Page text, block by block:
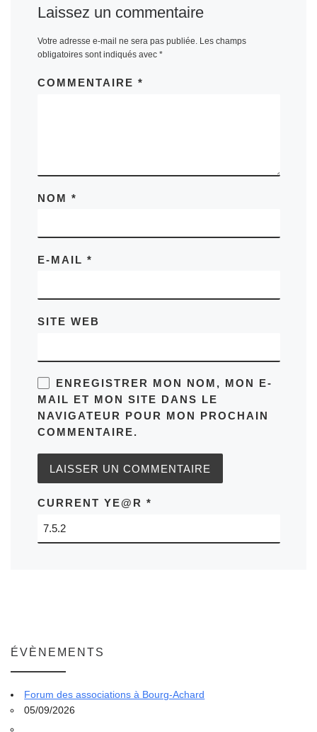
Laissez un commentaire
Votre adresse e-mail ne sera pas publiée. Les champs
obligatoires sont indiqués avec *
COMMENTAIRE *
NOM *
E-MAIL *
SITE WEB
ENREGISTRER MON NOM, MON E-
MAIL ET MON SITE DANS LE
NAVIGATEUR POUR MON PROCHAIN
COMMENTAIRE.
CURRENT YE@R *
ÉVÈNEMENTS
Forum des associations à Bourg-Achard
05/09/2026